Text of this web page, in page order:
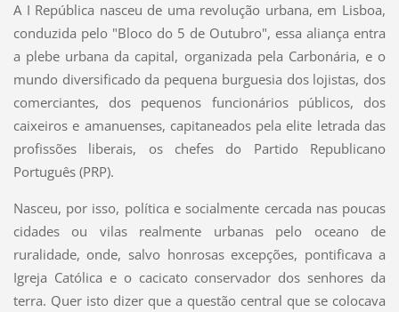
A I República nasceu de uma revolução urbana, em Lisboa,
conduzida pelo "Bloco do 5 de Outubro", essa aliança entra
a plebe urbana da capital, organizada pela Carbonária, e o
mundo diversificado da pequena burguesia dos lojistas, dos
comerciantes, dos pequenos funcionários públicos, dos
caixeiros e amanuenses, capitaneados pela elite letrada das
profissões liberais, os chefes do Partido Republicano
Português (PRP).
Nasceu, por isso, política e socialmente cercada nas poucas
cidades ou vilas realmente urbanas pelo oceano de
ruralidade, onde, salvo honrosas excepções, pontificava a
Igreja Católica e o cacicato conservador dos senhores da
terra. Quer isto dizer que a questão central que se colocava